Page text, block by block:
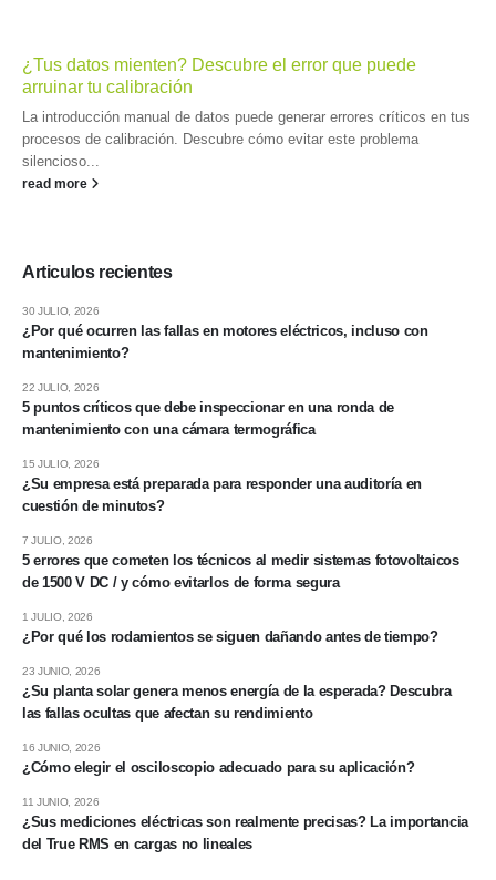
¿Tus datos mienten? Descubre el error que puede
arruinar tu calibración
La introducción manual de datos puede generar errores críticos en tus
procesos de calibración. Descubre cómo evitar este problema
silencioso...
read more
Articulos recientes
¿Por qué ocurren las fallas en motores eléctricos, incluso con
mantenimiento?
30 JULIO, 2026
5 puntos críticos que debe inspeccionar en una ronda de
mantenimiento con una cámara termográfica
22 JULIO, 2026
¿Su empresa está preparada para responder una auditoría en
cuestión de minutos?
15 JULIO, 2026
5 errores que cometen los técnicos al medir sistemas fotovoltaicos
de 1500 V DC / y cómo evitarlos de forma segura
7 JULIO, 2026
¿Por qué los rodamientos se siguen dañando antes de tiempo?
1 JULIO, 2026
¿Su planta solar genera menos energía de la esperada? Descubra
las fallas ocultas que afectan su rendimiento
23 JUNIO, 2026
¿Cómo elegir el osciloscopio adecuado para su aplicación?
16 JUNIO, 2026
¿Sus mediciones eléctricas son realmente precisas? La importancia
del True RMS en cargas no lineales
11 JUNIO, 2026